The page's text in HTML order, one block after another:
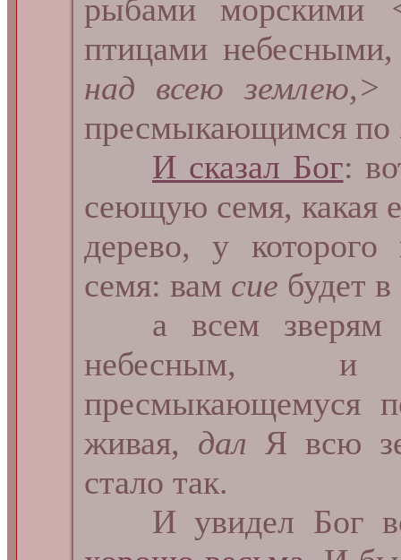
рыбами морскими
птицами
над всею землею,>
пресмыкающимся по
И сказал Бог:
сеющую семя, какая
дерево, у
семя: вам сие будет
а всем зверям
небесным,
пресмыкающемуся
живая, дал Я всю
стало так.
И увидел Бог